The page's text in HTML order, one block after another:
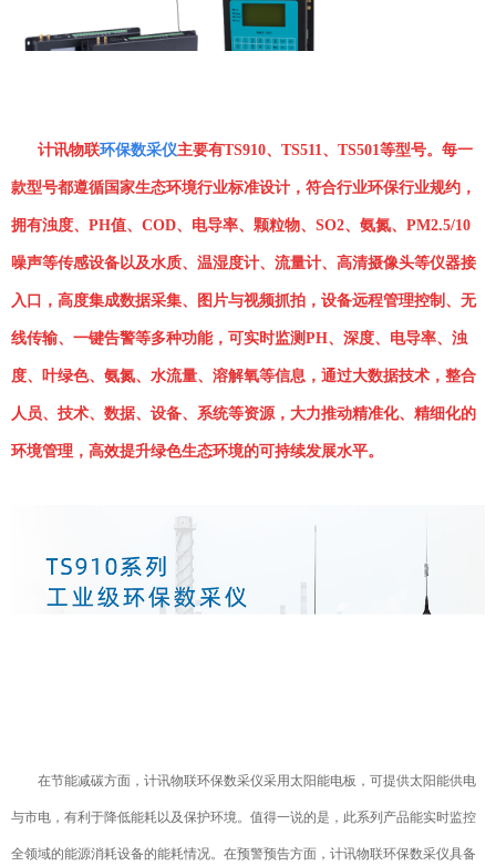
计讯物联环保数采仪主要有TS910、TS511、TS501等型号。每一
款型号都遵循国家生态环境行业标准设计，符合行业环保行业规约，
拥有浊度、PH值、COD、电导率、颗粒物、SO2、氨氮、PM2.5/10
噪声等传感设备以及水质、温湿度计、流量计、高清摄像头等仪器接
入口，高度集成数据采集、图片与视频抓拍，设备远程管理控制、无
线传输、一键告警等多种功能，可实时监测PH、深度、电导率、浊
度、叶绿色、氨氮、水流量、溶解氧等信息，通过大数据技术，整合
人员、技术、数据、设备、系统等资源，大力推动精准化、精细化的
环境管理，高效提升绿色生态环境的可持续发展水平。
在节能减碳方面，计讯物联环保数采仪采用太阳能电板，可提供太阳能供电
与市电，有利于降低能耗以及保护环境。值得一说的是，此系列产品能实时监控
全领域的能源消耗设备的能耗情况。在预警预告方面，计讯物联环保数采仪具备